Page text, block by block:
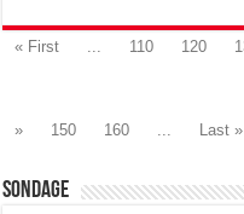
« First 110 120
»
150 160 Last »
Sondage